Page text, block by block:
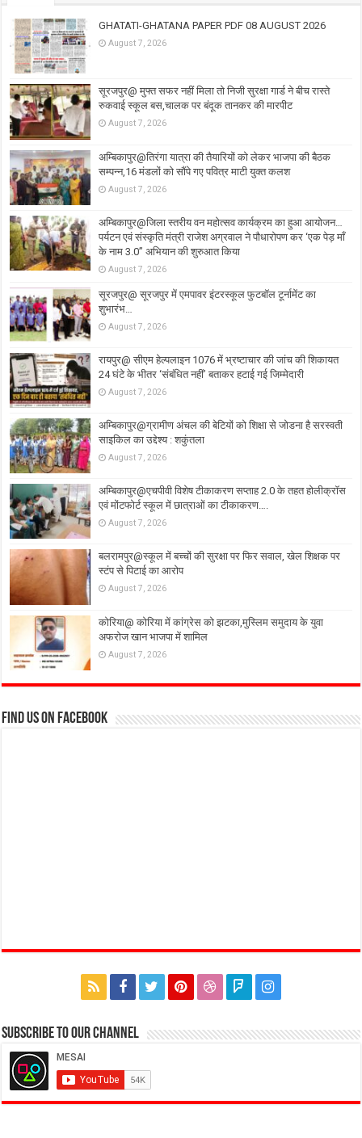
GHATATI-GHATANA PAPER PDF 08 AUGUST 2026
August 7, 2026
सूरजपुर@ मुफ्त सफर नहीं मिला तो निजी सुरक्षा गार्ड ने बीच रास्ते
रुकवाई स्कूल बस,चालक पर बंदूक तानकर की मारपीट
August 7, 2026
अम्बिकापुर@तिरंगा यात्रा की तैयारियों को लेकर भाजपा की बैठक
सम्पन्न,16 मंडलों को सौंपे गए पवित्र माटी युक्त कलश
August 7, 2026
अम्बिकापुर@जिला स्तरीय वन महोत्सव कार्यक्रम का हुआ आयोजन…
पर्यटन एवं संस्कृति मंत्री राजेश अग्रवाल ने पौधारोपण कर ‘एक पेड़ माँ
के नाम 3.0’’ अभियान की शुरुआत किया
August 7, 2026
सूरजपुर@ सूरजपुर में एमपावर इंटरस्कूल फुटबॉल टूर्नामेंट का
शुभारंभ…
August 7, 2026
रायपुर@ सीएम हेल्पलाइन 1076 में भ्रष्टाचार की जांच की शिकायत
24 घंटे के भीतर ‘संबंधित नहीं’ बताकर हटाई गई जिम्मेदारी
August 7, 2026
अम्बिकापुर@ग्रामीण अंचल की बेटियों को शिक्षा से जोडना है सरस्वती
साइकिल का उद्देश्य : शकुंतला
August 7, 2026
अम्बिकापुर@एचपीवी विशेष टीकाकरण सप्ताह 2.0 के तहत होलीक्रॉस
एवं मोंटफोर्ट स्कूल में छात्राओं का टीकाकरण….
August 7, 2026
बलरामपुर@स्कूल में बच्चों की सुरक्षा पर फिर सवाल, खेल शिक्षक पर
स्टंप से पिटाई का आरोप
August 7, 2026
कोरिया@ कोरिया में कांग्रेस को झटका,मुस्लिम समुदाय के युवा
अफरोज खान भाजपा में शामिल
August 7, 2026
Find us on Facebook
Subscribe to our Channel